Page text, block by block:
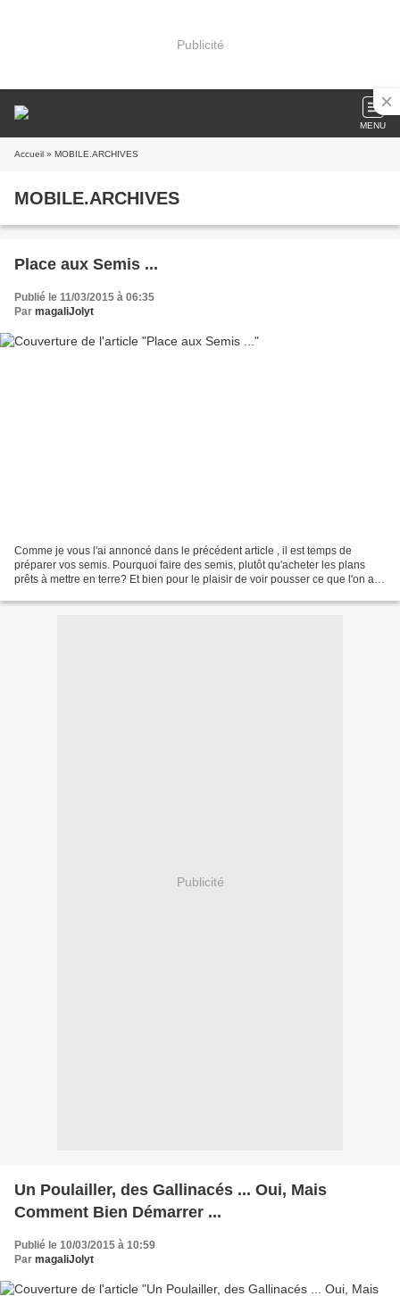
Publicité
MENU
Accueil » MOBILE.ARCHIVES
MOBILE.ARCHIVES
Place aux Semis ...
Publié le 11/03/2015 à 06:35
Par magaliJolyt
Comme je vous l'ai annoncé dans le précédent article , il est temps de
préparer vos semis. Pourquoi faire des semis, plutôt qu'acheter les plans
prêts à mettre en terre? Et bien pour le plaisir de voir pousser ce que l'on a
Publicité
Un Poulailler, des Gallinacés ... Oui, Mais
Comment Bien Démarrer ...
Publié le 10/03/2015 à 10:59
Par magaliJolyt